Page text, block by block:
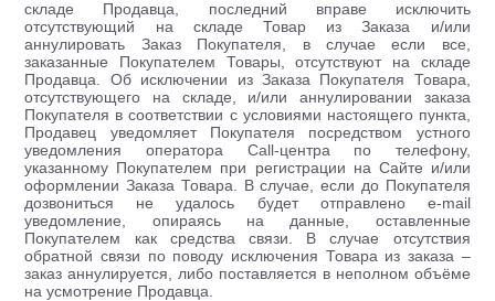
складе Продавца, последний вправе исключить
отсутствующий на складе Товар из Заказа и/или
аннулировать Заказ Покупателя, в случае если все,
заказанные Покупателем Товары, отсутствуют на складе
Продавца. Об исключении из Заказа Покупателя Товара,
отсутствующего на складе, и/или аннулировании заказа
Покупателя в соответствии с условиями настоящего пункта,
Продавец уведомляет Покупателя посредством устного
уведомления оператора Call-центра по телефону,
указанному Покупателем при регистрации на Сайте и/или
оформлении Заказа Товара. В случае, если до Покупателя
дозвониться не удалось будет отправлено e-mail
уведомление, опираясь на данные, оставленные
Покупателем как средства связи. В случае отсутствия
обратной связи по поводу исключения Товара из заказа –
заказ аннулируется, либо поставляется в неполном объёме
на усмотрение Продавца.